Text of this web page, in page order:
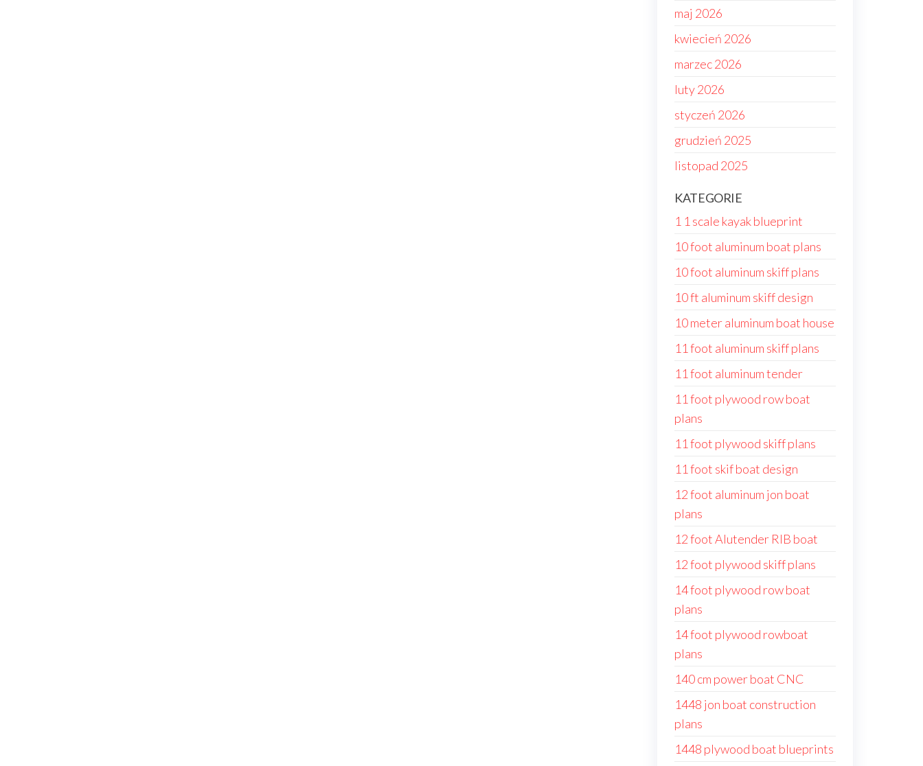
maj 2026
kwiecień 2026
marzec 2026
luty 2026
styczeń 2026
grudzień 2025
listopad 2025
KATEGORIE
1 1 scale kayak blueprint
10 foot aluminum boat plans
10 foot aluminum skiff plans
10 ft aluminum skiff design
10 meter aluminum boat house
11 foot aluminum skiff plans
11 foot aluminum tender
11 foot plywood row boat
plans
11 foot plywood skiff plans
11 foot skif boat design
12 foot aluminum jon boat
plans
12 foot Alutender RIB boat
12 foot plywood skiff plans
14 foot plywood row boat
plans
14 foot plywood rowboat
plans
140 cm power boat CNC
1448 jon boat construction
plans
1448 plywood boat blueprints